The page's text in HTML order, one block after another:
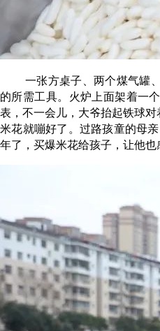
一张方桌子、两个煤气罐
的所需工具。火炉上面架着一
表，不一会儿，大爷抬起铁球
米花就嘣好了。过路孩童的母
年了，买爆米花给孩子，让他